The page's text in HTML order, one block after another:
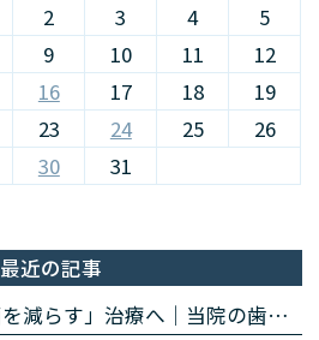
2 3 4
5
9 10 11
12
16 17 18
19
23 24 25
26
30 31
最近の記事
歯周病は「短期間で菌を減らす」治療へ｜当院の歯周病除菌プログラム